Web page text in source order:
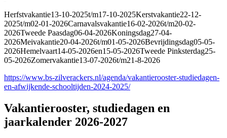
Herfstvakantie13-10-2025t/m17-10-2025Kerstvakantie22-12-
2025t/m02-01-2026Carnavalsvakantie16-02-2026t/m20-02-
2026Tweede Paasdag06-04-2026Koningsdag27-04-
2026Meivakantie20-04-2026t/m01-05-2026Bevrijdingsdag05-05-
2026Hemelvaart14-05-2026en15-05-2026Tweede Pinksterdag25-
05-2026Zomervakantie13-07-2026t/m21-8-2026
https://www.bs-zilverackers.nl/agenda/vakantierooster-studiedagen-
en-afwijkende-schooltijden-2024-2025/
Vakantierooster, studiedagen en
jaarkalender 2026-2027